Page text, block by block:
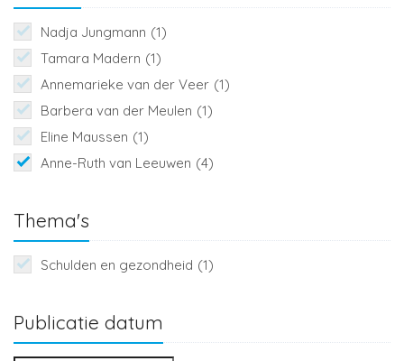
Nadja Jungmann (1)
Tamara Madern (1)
Annemarieke van der Veer (1)
Barbera van der Meulen (1)
Eline Maussen (1)
Anne-Ruth van Leeuwen (4)
Thema's
Schulden en gezondheid (1)
Publicatie datum